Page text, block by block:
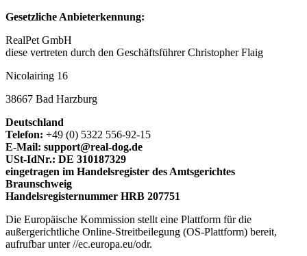
Gesetzliche Anbieterkennung:
RealPet GmbH
diese vertreten durch den Geschäftsführer Christopher Flaig
Nicolairing 16
38667 Bad Harzburg
Deutschland
Telefon: +49 (0) 5322 556-92-15
E-Mail: support@real-dog.de
USt-IdNr.: DE 310187329
eingetragen im Handelsregister des Amtsgerichtes
Braunschweig
Handelsregisternummer HRB 207751
Die Europäische Kommission stellt eine Plattform für die
außergerichtliche Online-Streitbeilegung (OS-Plattform) bereit,
aufrufbar unter //ec.europa.eu/odr.